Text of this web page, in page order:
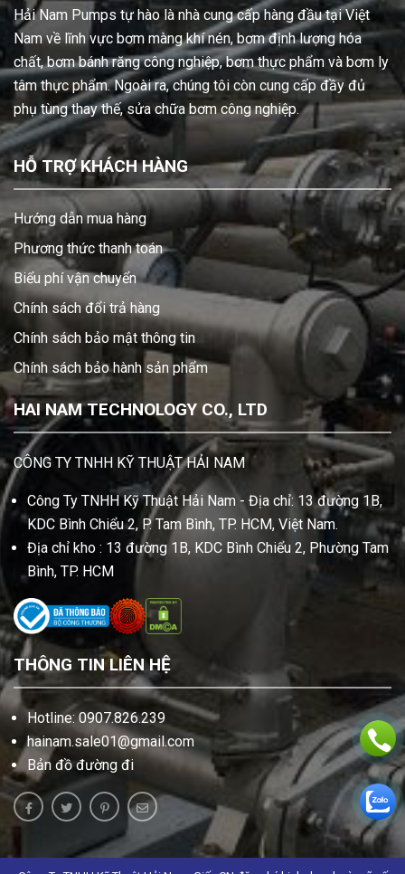
Hải Nam Pumps tự hào là nhà cung cấp hàng đầu tại Việt
Nam về lĩnh vực bơm màng khí nén, bơm định lượng hóa
chất, bơm bánh răng công nghiệp, bơm thực phẩm và bơm ly
tâm thực phẩm. Ngoài ra, chúng tôi còn cung cấp đầy đủ
phụ tùng thay thế, sửa chữa bơm công nghiệp.
HỖ TRỢ KHÁCH HÀNG
Hướng dẫn mua hàng
Phương thức thanh toán
Biểu phí vận chuyển
Chính sách đổi trả hàng
Chính sách bảo mật thông tin
Chính sách bảo hành sản phẩm
HAI NAM TECHNOLOGY CO., LTD
CÔNG TY TNHH KỸ THUẬT HẢI NAM
Công Ty TNHH Kỹ Thuật Hải Nam - Địa chỉ: 13 đường 1B,
KDC Bình Chiểu 2, P. Tam Bình, TP. HCM, Việt Nam.
Địa chỉ kho : 13 đường 1B, KDC Bình Chiểu 2, Phường Tam
Bình, TP. HCM
THÔNG TIN LIÊN HỆ
Hotline: 0907.826.239
hainam.sale01@gmail.com
Bản đồ đường đi